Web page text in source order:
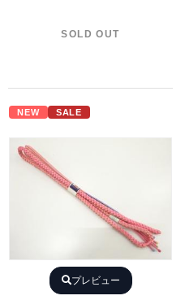
SOLD OUT
NEW SALE
プレビュー